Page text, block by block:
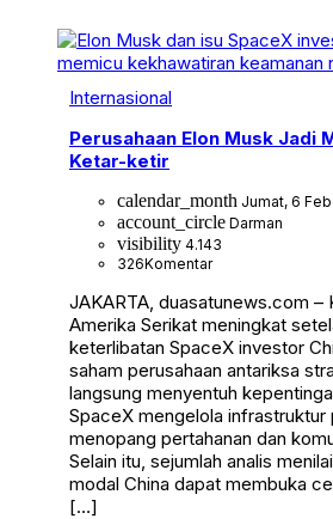
Internasional
Perusahaan Elon Musk Jadi
Ketar-ketir
calendar_month Jumat, 6
account_circle Darman
visibility 4.143
326Komentar
JAKARTA, duasatunews.com –
Amerika Serikat meningkat
keterlibatan SpaceX investor
saham perusahaan antariksa
langsung menyentuh
SpaceX mengelola infrastruktur
menopang pertahanan dan
Selain itu, sejumlah analis
modal China dapat membuka
[…]